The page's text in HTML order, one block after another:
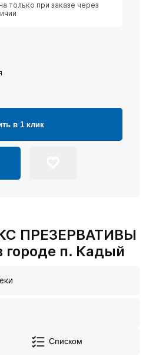
только при заказе через
в 1 клик
ПРЕЗЕРВАТИВЫ
п. Кадый
Списком